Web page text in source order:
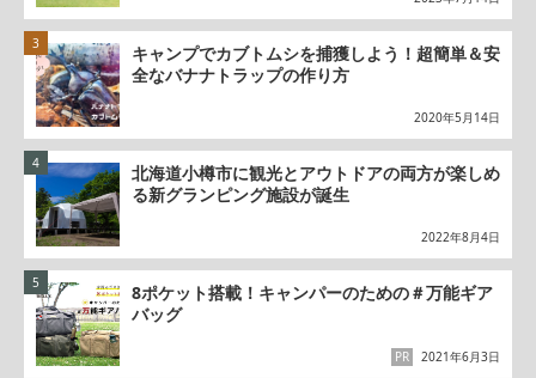
キャンプでカブトムシを捕獲しよう！超簡単＆安
全なバナナトラップの作り方
2020年5月14日
北海道小樽市に観光とアウトドアの両方が楽しめ
る新グランピング施設が誕生
2022年8月4日
8ポケット搭載！キャンパーのための＃万能ギア
バッグ
2021年6月3日
PR